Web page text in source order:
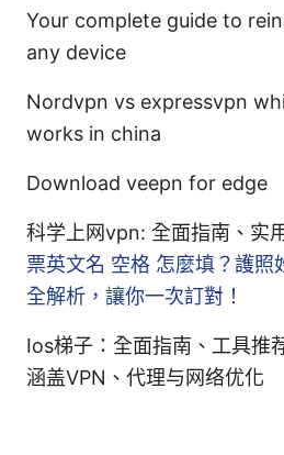
Your complete guide to
any device
Nordvpn vs expressvpn
works in china
Download veepn for edge
科学上网vpn: 全面指南、实
票英文名 空格 怎麼填？護照
全解析，讓你一次訂對！
Ios梯子：全面指南、工具推
涵盖VPN、代理与网络优化